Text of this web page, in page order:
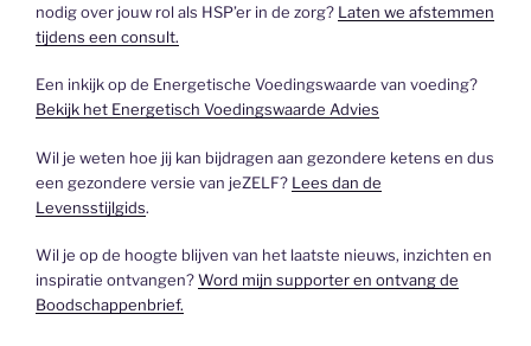
nodig over jouw rol als HSP’er in de zorg? Laten we afstemmen
tijdens een consult.
Een inkijk op de Energetische Voedingswaarde van voeding?
Bekijk het Energetisch Voedingswaarde Advies
Wil je weten hoe jij kan bijdragen aan gezondere ketens en dus
een gezondere versie van jeZELF? Lees dan de
Levensstijlgids.
Wil je op de hoogte blijven van het laatste nieuws, inzichten en
inspiratie ontvangen?Word mijn supporter en ontvang de
Boodschappenbrief.